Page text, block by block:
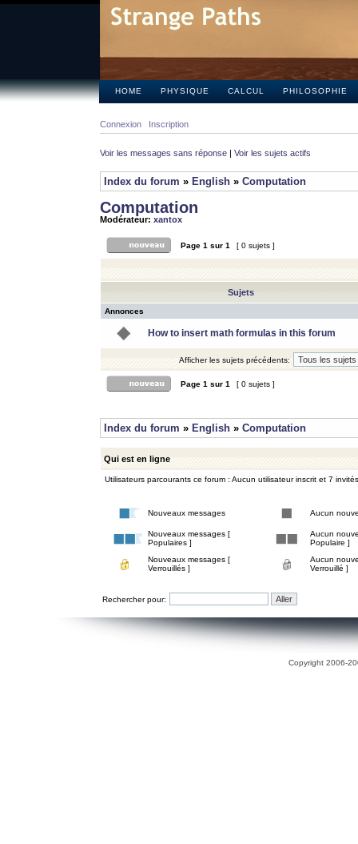
HOME PHYSIQUE CALCUL PHILOSOPHIE
Connexion Inscription
Voir les messages sans réponse | Voir les sujets actifs
Index du forum » English » Computation
Computation
Modérateur: xantox
Page 1 sur 1 [ 0 sujets ]
Sujets
Annonces
How to insert math formulas in this forum
Afficher les sujets précédents:
Page 1 sur 1 [ 0 sujets ]
Index du forum » English » Computation
Qui est en ligne
Utilisateurs parcourants ce forum : Aucun utilisateur inscrit et 7 invités
Nouveaux messages Aucun
Nouveaux messages [
Populaires ]
Aucun
Populaire ]
Nouveaux messages [
Verrouillés ]
Aucun
Verrouillé ]
Rechercher pour:
Copyright 2006-